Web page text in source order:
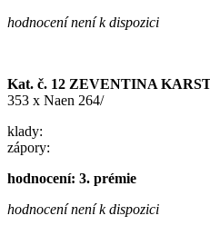
hodnocení není k dispozici
Kat. č. 12 ZEVENTINA
353 x Naen 264/
klady:
zápory:
hodnocení: 3. prémie
hodnocení není k dispozici